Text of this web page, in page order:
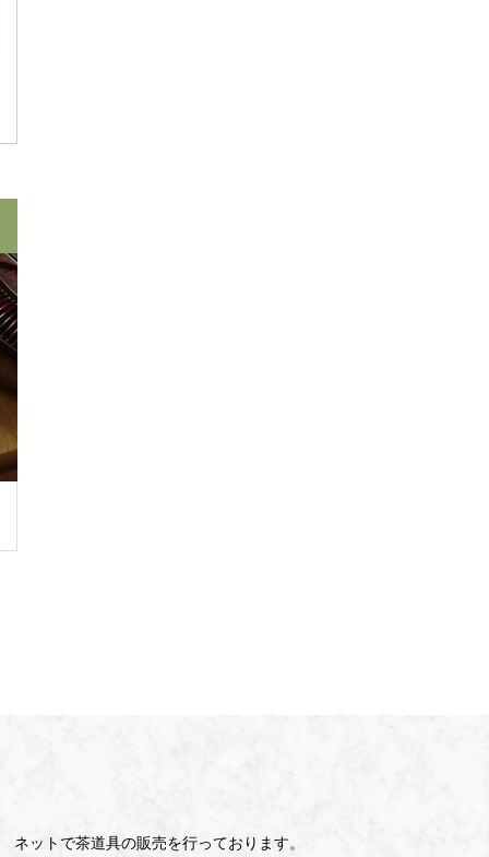
ネットで茶道具の販売を行っております。